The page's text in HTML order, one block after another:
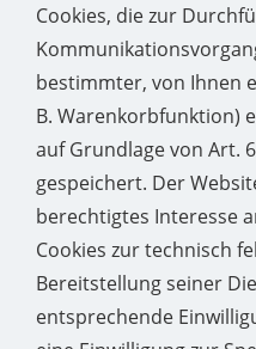
Cookies, die zur
bestimmter, von Ihnen
B. Warenkorbfunktion)
auf Grundlage von Art.
gespeichert. Der
berechtigtes Interesse
Cookies zur technisch
Bereitstellung seiner
entsprechende